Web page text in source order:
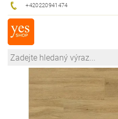
+420220941474